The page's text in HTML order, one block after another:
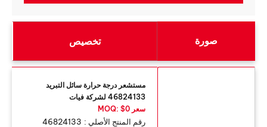
صورة تخصيص
مستشعر درجة حرارة سائل التبريد
46824133 لشركة فيات
سعر MOQ: $0
رقم المنتج الأصلي : 46824133